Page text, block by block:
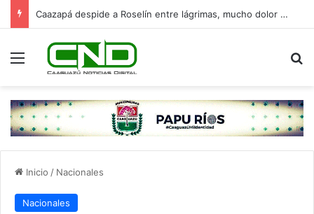
Caazapá despide a Roselín entre lágrimas, mucho dolor y un fuerte pedido de justicia
Menú
Inicio / Nacionales
Nacionales